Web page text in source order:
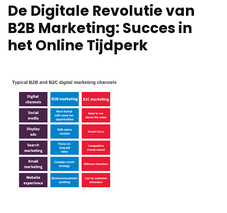
De Digitale Revolutie van
B2B Marketing: Succes in
het Online Tijdperk